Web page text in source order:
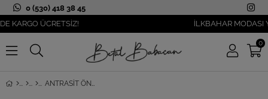
0 (530) 418 38 45
ÜCRETSİZ!
İLKBAHAR MODASI
0
ANTRASIT ÖNDEN KUŞAKLI BÜRÜMCÜK TAKIM